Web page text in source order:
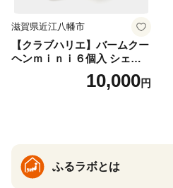
滋賀県近江八幡市
【クラブハリエ】バームクー
ヘンｍｉｎｉ６個入 シェア
ボックス 個包装【FC01W】
10,000円
ふるラボとは